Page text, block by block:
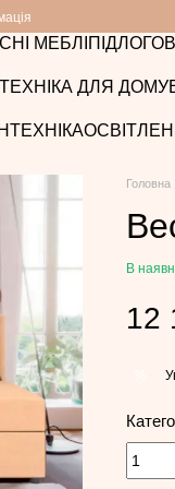
МЕБЛІ
ТЕХНІКА ДЛЯ ДОМУ
Головна
В
12